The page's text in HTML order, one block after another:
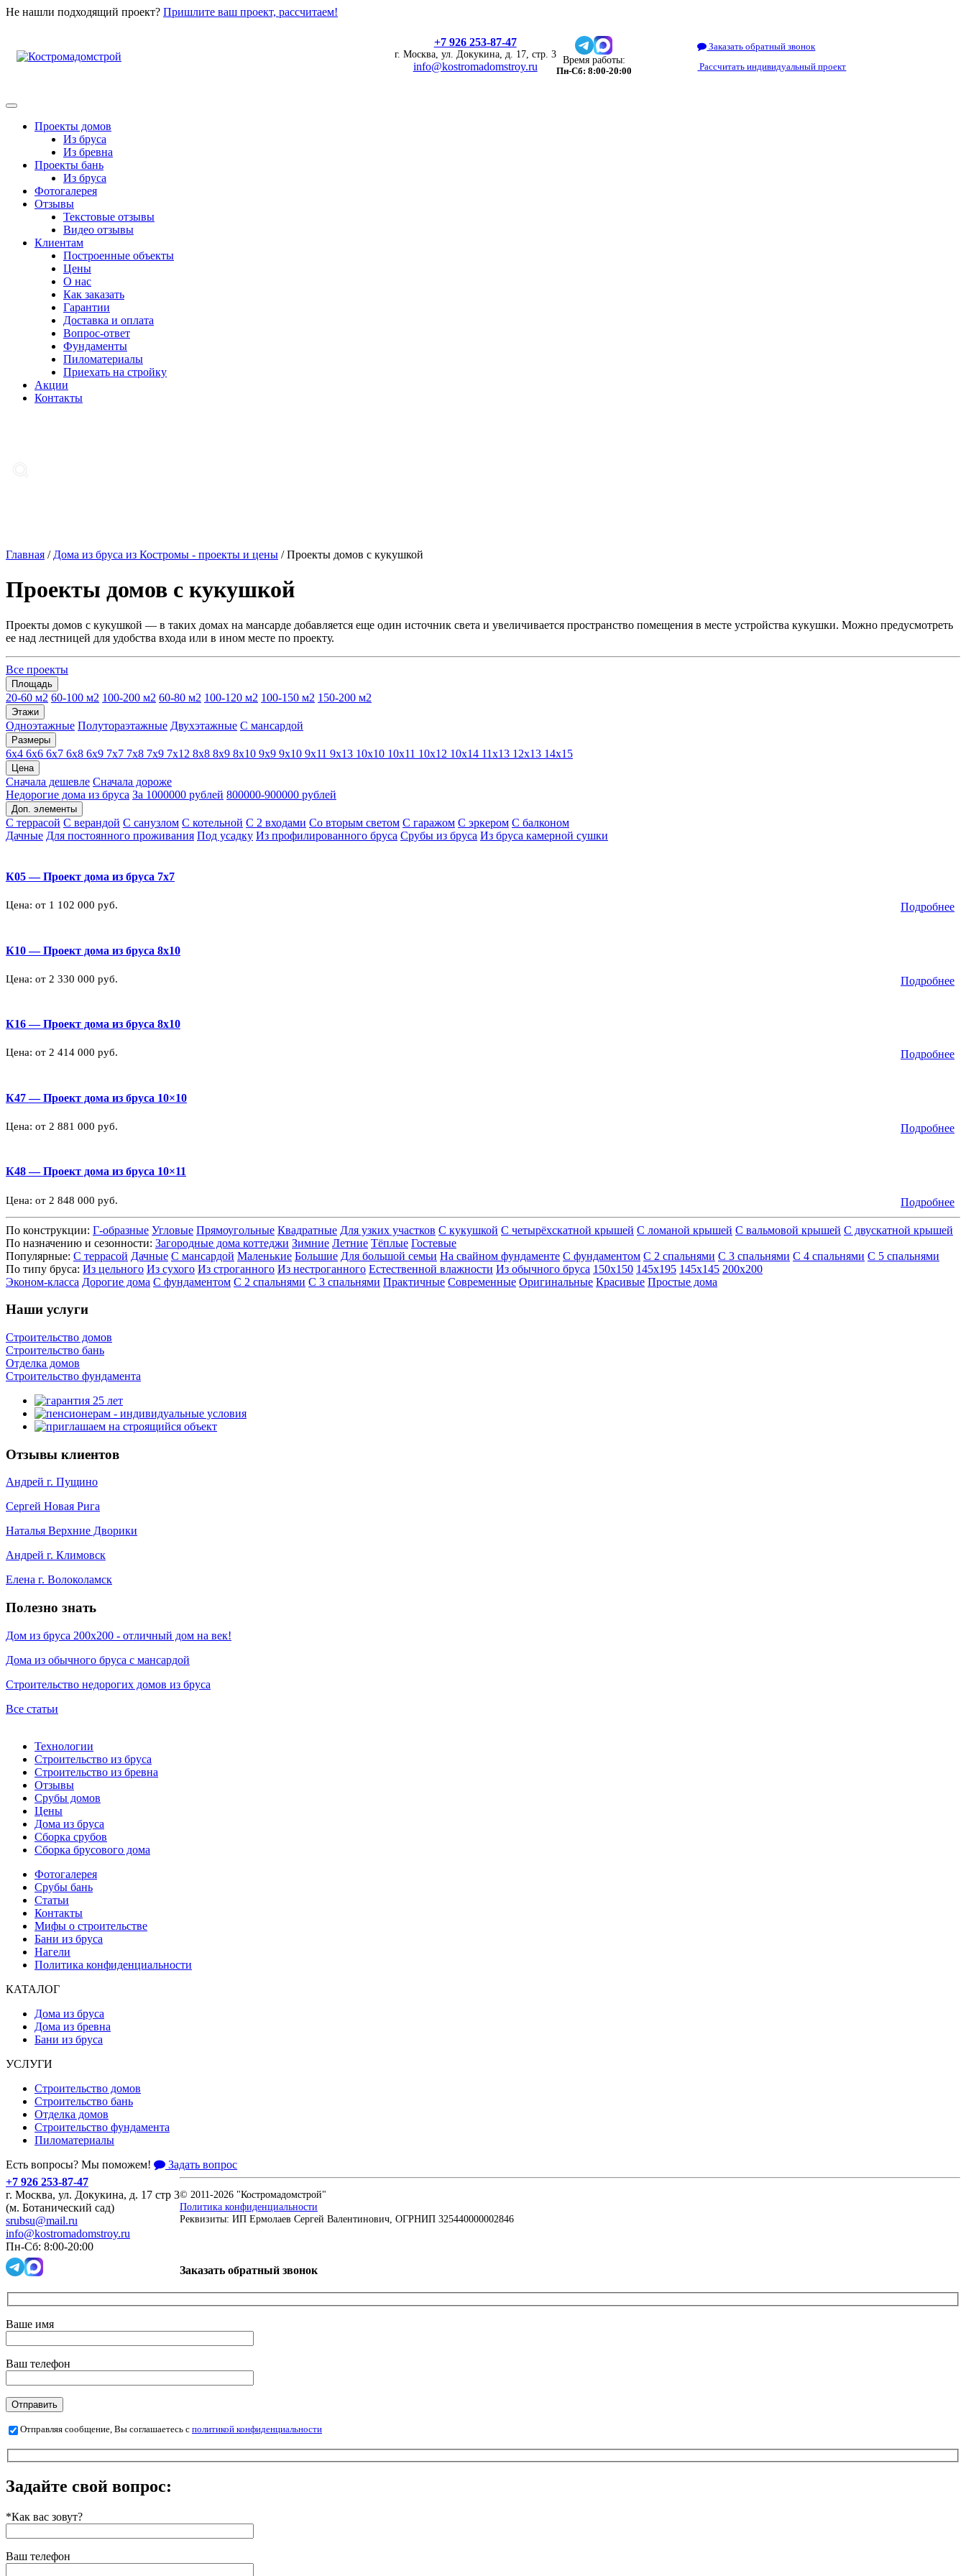
Не нашли подходящий проект? Пришлите ваш проект, рассчитаем!
+7 926 253-87-47
г. Москва, ул. Докукина, д. 17, стр. 3
info@kostromadomstroy.ru
Время работы:
Пн-Сб: 8:00-20:00
Заказать обратный звонок
Рассчитать индивидуальный проект
Проекты домов
Из бруса
Из бревна
Проекты бань
Из бруса
Фотогалерея
Отзывы
Текстовые отзывы
Видео отзывы
Клиентам
Построенные объекты
Цены
О нас
Как заказать
Гарантии
Доставка и оплата
Вопрос-ответ
Фундаменты
Пиломатериалы
Приехать на стройку
Акции
Контакты
Главная / Дома из бруса из Костромы - проекты и цены /Проекты домов с кукушкой
Проекты домов с кукушкой
Проекты домов с кукушкой — в таких домах на мансарде добавляется еще один источник света и увеличивается пространство помещения в месте устройства кукушки. Можно предусмотреть
ее над лестницей для удобства входа или в ином месте по проекту.
Все проекты
Площадь
20-60 м2 60-100 м2 100-200 м2 60-80 м2 100-120 м2 100-150 м2 150-200 м2
Этажи
Одноэтажные Полутораэтажные Двухэтажные С мансардой
Размеры
6х4 6х6 6х7 6х8 6х9 7х7 7х8 7х9 7х12 8х8 8х9 8х10 9х9 9х10 9х11 9х13 10х10 10х11 10х12 10х14 11х13 12х13 14х15
Цена
Сначала дешевле Сначала дороже
Недорогие дома из бруса За 1000000 рублей 800000-900000 рублей
Доп. элементы
С террасой С верандой С санузлом С котельной С 2 входами Со вторым светом С гаражом С эркером С балконом
Дачные Для постоянного проживания Под усадку Из профилированного бруса Срубы из бруса Из бруса камерной сушки
К05 — Проект дома из бруса 7х7
Цена: от 1 102 000 руб. Подробнее
К10 — Проект дома из бруса 8х10
Цена: от 2 330 000 руб. Подробнее
К16 — Проект дома из бруса 8х10
Цена: от 2 414 000 руб. Подробнее
К47 — Проект дома из бруса 10×10
Цена: от 2 881 000 руб. Подробнее
К48 — Проект дома из бруса 10×11
Цена: от 2 848 000 руб. Подробнее
По конструкции: Г-образные Угловые Прямоугольные Квадратные Для узких участков С кукушкой С четырёхскатной крышей С ломаной крышей С вальмовой крышей С двускатной крышей
По назначению и сезонности: Загородные дома коттеджи Зимние Летние Тёплые Гостевые
Популярные: С террасой Дачные С мансардой Маленькие Большие Для большой семьи На свайном фундаменте С фундаментом С 2 спальнями С 3 спальнями С 4 спальнями С 5 спальнями
По типу бруса: Из цельного Из сухого Из строганного Из нестроганного Естественной влажности Из обычного бруса 150х150 145х195 145х145 200х200
Эконом-класса Дорогие дома С фундаментом С 2 спальнями С 3 спальнями Практичные Современные Оригинальные Красивые Простые дома
Наши услуги
Строительство домов
Строительство бань
Отделка домов
Строительство фундамента
Отзывы клиентов
Андрей г. Пущино
Сергей Новая Рига
Наталья Верхние Дворики
Андрей г. Климовск
Елена г. Волоколамск
Полезно знать
Дом из бруса 200х200 - отличный дом на век!
Дома из обычного бруса с мансардой
Строительство недорогих домов из бруса
Все статьи
Технологии
Строительство из бруса
Строительство из бревна
Отзывы
Срубы домов
Цены
Дома из бруса
Сборка срубов
Сборка брусового дома
Фотогалерея
Срубы бань
Статьи
Контакты
Мифы о строительстве
Бани из бруса
Нагели
Политика конфиденциальности
КАТАЛОГ
Дома из бруса
Дома из бревна
Бани из бруса
УСЛУГИ
Строительство домов
Строительство бань
Отделка домов
Строительство фундамента
Пиломатериалы
Есть вопросы? Мы поможем!
Задать вопрос
+7 926 253-87-47
г. Москва, ул. Докукина, д. 17 стр 3
(м. Ботанический сад)
srubsu@mail.ru
info@kostromadomstroy.ru
Пн-Сб: 8:00-20:00
© 2011-2026 "Костромадомстрой"
Политика конфиденциальности
Реквизиты: ИП Ермолаев Сергей Валентинович, ОГРНИП 325440000002846
Заказать обратный звонок
Ваше имя
Ваш телефон
Отправляя сообщение, Вы соглашаетесь с политикой конфиденциальности
Задайте свой вопрос:
*Как вас зовут?
Ваш телефон